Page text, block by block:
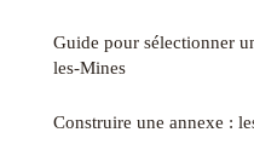
Guide pour sélectionner
les-Mines
Construire une annexe :